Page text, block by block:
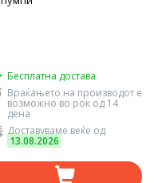
Бесплатна достава
Враќањето на производот е
возможно во рок од 14
дена
Доставуваме веќе од
13.08.2026